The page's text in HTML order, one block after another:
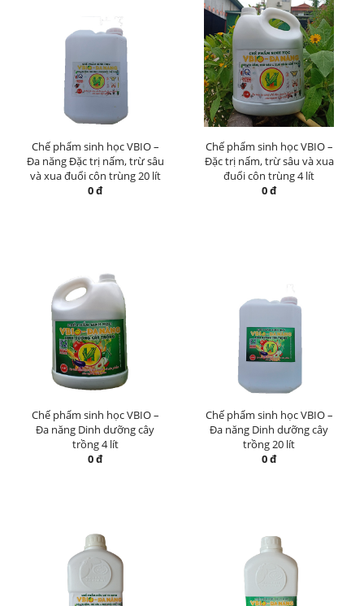
Chế phẩm sinh học VBIO –
Đa năng Đặc trị nấm, trừ sâu
và xua đuổi côn trùng 20 lít
0 đ
Chế phẩm sinh học VBIO –
Đặc trị nấm, trừ sâu và xua
đuổi côn trùng 4 lít
0 đ
Chế phẩm sinh học VBIO –
Đa năng Dinh dưỡng cây
trồng 4 lít
0 đ
Chế phẩm sinh học VBIO –
Đa năng Dinh dưỡng cây
trồng 20 lít
0 đ